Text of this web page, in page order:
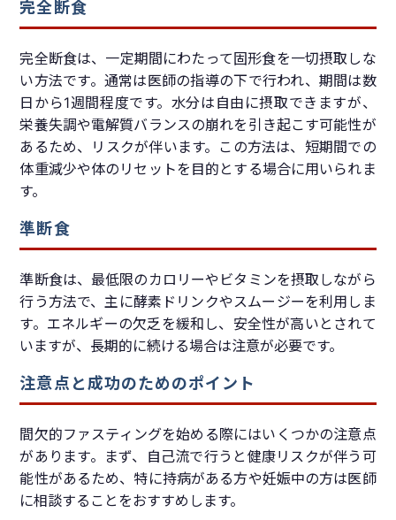
完全断食
完全断食は、一定期間にわたって固形食を一切摂取しな
い方法です。通常は医師の指導の下で行われ、期間は数
日から1週間程度です。水分は自由に摂取できますが、
栄養失調や電解質バランスの崩れを引き起こす可能性が
あるため、リスクが伴います。この方法は、短期間での
体重減少や体のリセットを目的とする場合に用いられま
す。
準断食
準断食は、最低限のカロリーやビタミンを摂取しながら
行う方法で、主に酵素ドリンクやスムージーを利用しま
す。エネルギーの欠乏を緩和し、安全性が高いとされて
いますが、長期的に続ける場合は注意が必要です。
注意点と成功のためのポイント
間欠的ファスティングを始める際にはいくつかの注意点
があります。まず、自己流で行うと健康リスクが伴う可
能性があるため、特に持病がある方や妊娠中の方は医師
に相談することをおすすめします。